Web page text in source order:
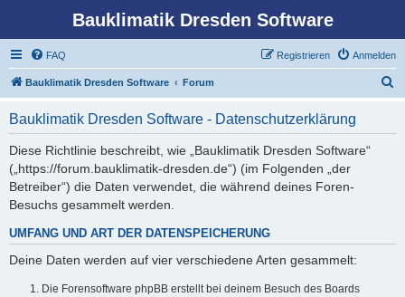
Bauklimatik Dresden Software
FAQ Anmelden
Registrieren
Bauklimatik Dresden Software Forum
Bauklimatik Dresden Software - Datenschutzerklärung
Diese Richtlinie beschreibt, wie „Bauklimatik Dresden Software“
(„https://forum.bauklimatik-dresden.de“) (im Folgenden „der
Betreiber“) die Daten verwendet, die während deines Foren-
Besuchs gesammelt werden.
UMFANG UND ART DER DATENSPEICHERUNG
Deine Daten werden auf vier verschiedene Arten gesammelt:
Die Forensoftware phpBB erstellt bei deinem Besuch des Boards